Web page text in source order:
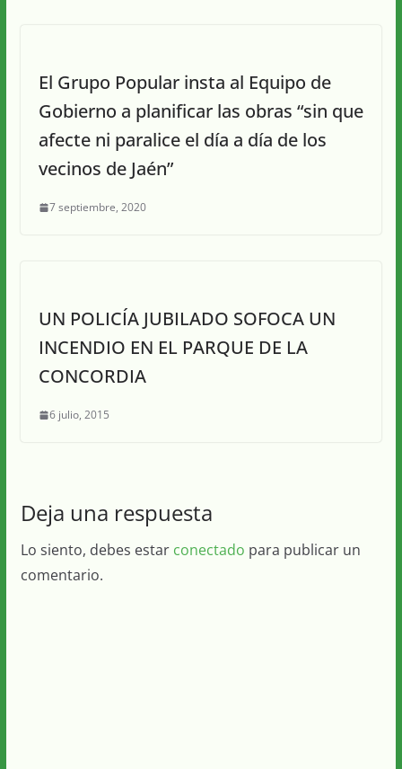
El Grupo Popular insta al Equipo de
Gobierno a planificar las obras “sin que
afecte ni paralice el día a día de los
vecinos de Jaén”
7 septiembre, 2020
UN POLICÍA JUBILADO SOFOCA UN
INCENDIO EN EL PARQUE DE LA
CONCORDIA
6 julio, 2015
Deja una respuesta
Lo siento, debes estar conectado para publicar un
comentario.